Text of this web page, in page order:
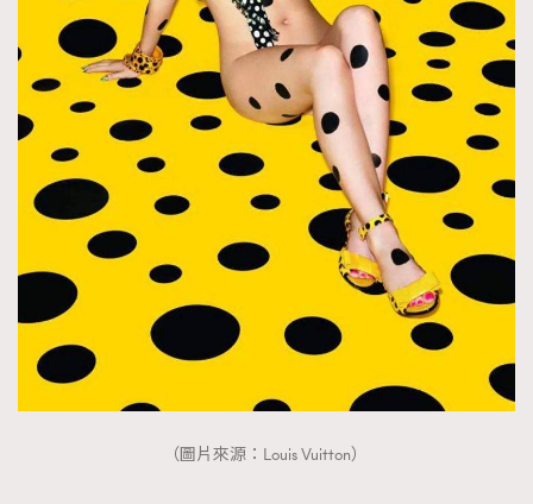
（圖片來源：Louis Vuitton）